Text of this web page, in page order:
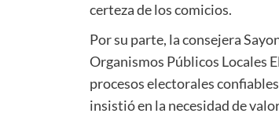
certeza de los comicios.
Por su parte, la consejera
Organismos Públicos Locales
procesos electorales
insistió en la necesidad de